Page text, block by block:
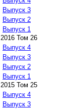
Выпуск 3
Выпуск 2
Выпуск 1
2016 Том 26
Выпуск 4
Выпуск 3
Выпуск 2
Выпуск 1
2015 Том 25
Выпуск 4
Выпуск 3